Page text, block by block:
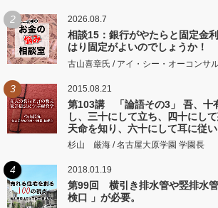
2 2026.08.7
相談15：銀行がやたらと固定金
はり固定がよいのでしょうか！
古山喜章氏 / アイ・シー・オーコンサ
3 2015.08.21
第103講 「論語その3」 吾、十
し、三十にして立ち、四十にし
天命を知り、六十にして耳に従
するところに従いて矩をこえず。
杉山 厳海 / 名古屋大原学園 学園長
4 2018.01.19
第99回 横引き排水管や竪排水
検口 」が必要。